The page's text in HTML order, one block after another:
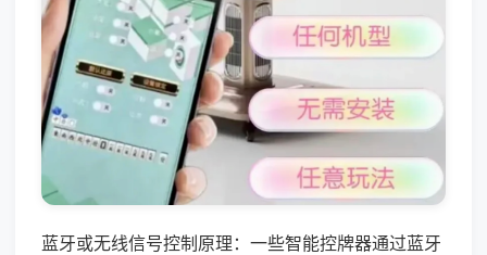
蓝牙或无线信号控制原理：一些智能控牌器通过蓝牙